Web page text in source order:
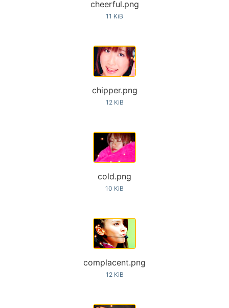
cheerful.png
11 KiB
chipper.png
12 KiB
cold.png
10 KiB
complacent.png
12 KiB